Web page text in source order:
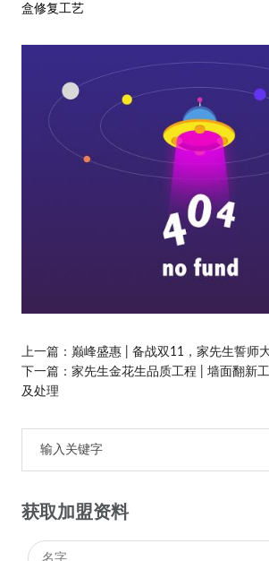
盒修复工艺
上一篇：巅峰盛惠 | 备战双11，家先生誓师
下一篇：家先生金花生品质工程 | 墙面翻新
及处理
获取加盟资料